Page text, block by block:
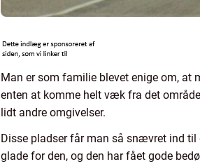
Man er som familie blevet enige om, at
enten at komme helt væk fra det
lidt andre omgivelser.
Disse pladser får man så snævret ind til
glade for den, og den har fået gode